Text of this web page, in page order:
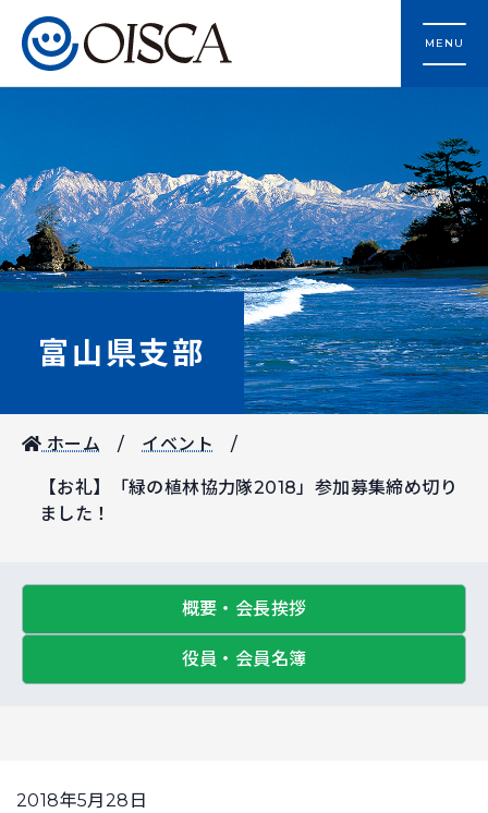
MENU
富山県支部
ホーム イベント
【お礼】「緑の植林協力隊2018」参加募集締め切り
ました！
概要・会長挨拶
役員・会員名簿
2018年5月28日